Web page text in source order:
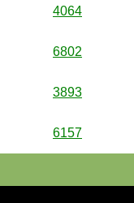
4064
6802
3893
6157